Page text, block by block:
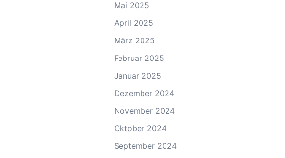
Mai 2025
April 2025
März 2025
Februar 2025
Januar 2025
Dezember 2024
November 2024
Oktober 2024
September 2024